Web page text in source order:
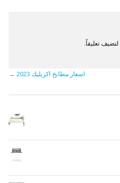
لتضيف تعليقاً.
اسعار مطابخ اكريليك 2023 →